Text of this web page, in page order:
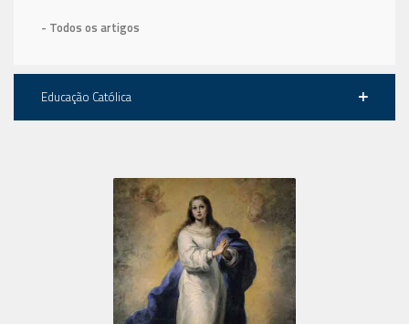
- Todos os artigos
Educação Católica